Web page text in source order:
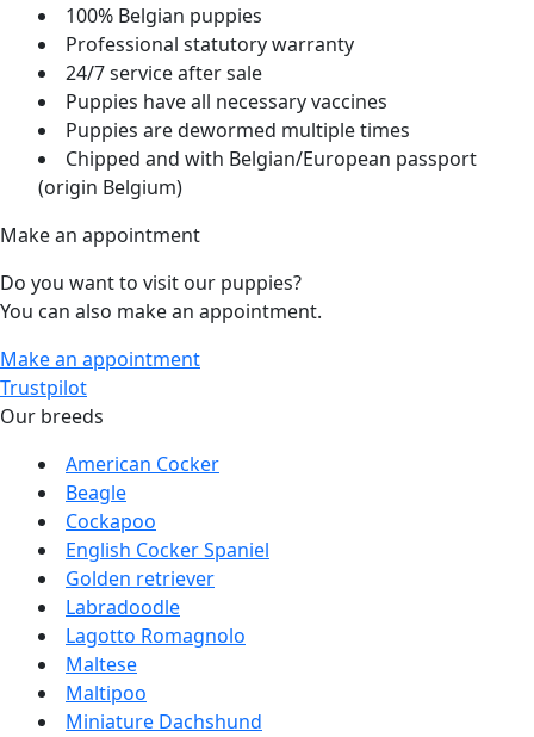
100% Belgian puppies
Professional statutory warranty
24/7 service after sale
Puppies have all necessary vaccines
Puppies are dewormed multiple times
Chipped and with Belgian/European passport
(origin Belgium)
Make an appointment
Do you want to visit our puppies?
You can also make an appointment.
Make an appointment
Trustpilot
Our breeds
American Cocker
Beagle
Cockapoo
English Cocker Spaniel
Golden retriever
Labradoodle
Lagotto Romagnolo
Maltese
Maltipoo
Miniature Dachshund